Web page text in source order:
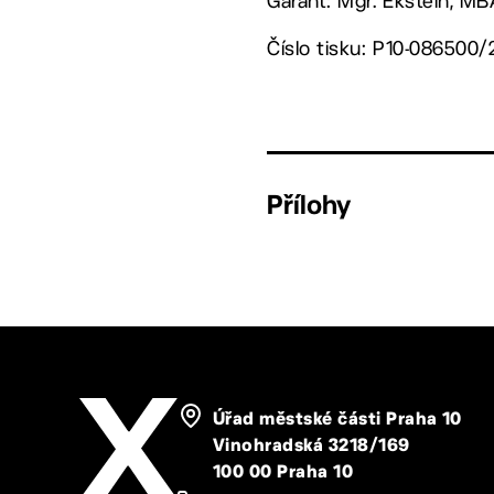
Číslo tisku: P10-086500/
Přílohy
Úřad městské části Praha 10
Vinohradská 3218/169
100 00 Praha 10